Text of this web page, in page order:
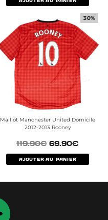
30%
Maillot Manchester United Domicile
2012-2013 Rooney
119.90€ 69.90€
AJOUTER AU PANIER